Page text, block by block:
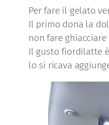
Per fare il gelato
Il primo dona la
non fare
Il gusto fiordilatte
lo si ricava